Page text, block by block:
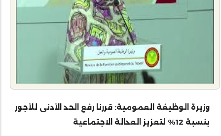
وزيرة الوظيفة العمومية: قررنا رفع الحد الأدنى للأجور
بنسبة 12% لتعزيز العدالة الاجتماعية